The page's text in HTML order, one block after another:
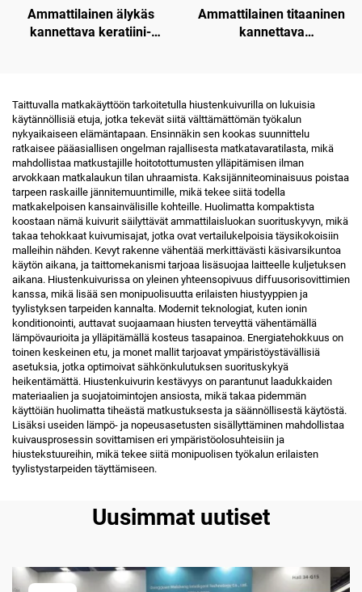
Ammattilainen älykäs
kannettava keratiini-
Ammattilainen titaaninen
kannettava
Taittuvalla matkakäyttöön tarkoitetulla hiustenkuivurilla on lukuisia
käytännöllisiä etuja, jotka tekevät siitä välttämättömän työkalun
nykyaikaiseen elämäntapaan. Ensinnäkin sen kookas suunnittelu
ratkaisee pääasiallisen ongelman rajallisesta matkatavaratilasta, mikä
mahdollistaa matkustajille hoitotottumusten ylläpitämisen ilman
arvokkaan matkalaukun tilan uhraamista. Kaksijänniteominaisuus poistaa
tarpeen raskaille jännitemuuntimille, mikä tekee siitä todella
matkakelpoisen kansainvälisille kohteille. Huolimatta kompaktista
koostaan nämä kuivurit säilyttävät ammattilaisluokan suorituskyvyn, mikä
takaa tehokkaat kuivumisajat, jotka ovat vertailukelpoisia täysikokoisiin
malleihin nähden. Kevyt rakenne vähentää merkittävästi käsivarsikuntoa
käytön aikana, ja taittomekanismi tarjoaa lisäsuojaa laitteelle kuljetuksen
aikana. Hiustenkuivurissa on yleinen yhteensopivuus diffuusorisovittimien
kanssa, mikä lisää sen monipuolisuutta erilaisten hiustyyppien ja
tyylistyksen tarpeiden kannalta. Modernit teknologiat, kuten ionin
konditionointi, auttavat suojaamaan hiusten terveyttä vähentämällä
lämpövaurioita ja ylläpitämällä kosteus tasapainoa. Energiatehokkuus on
toinen keskeinen etu, ja monet mallit tarjoavat ympäristöystävällisiä
asetuksia, jotka optimoivat sähkönkulutuksen suorituskykyä
heikentämättä. Hiustenkuivurin kestävyys on parantunut laadukkaiden
materiaalien ja suojatoimintojen ansiosta, mikä takaa pidemmän
käyttöiän huolimatta tiheästä matkustuksesta ja säännöllisestä käytöstä.
Lisäksi useiden lämpö- ja nopeusasetusten sisällyttäminen mahdollistaa
kuivausprosessin sovittamisen eri ympäristöolosuhteisiin ja
hiustekstuureihin, mikä tekee siitä monipuolisen työkalun erilaisten
tyylistystarpeiden täyttämiseen.
Uusimmat uutiset